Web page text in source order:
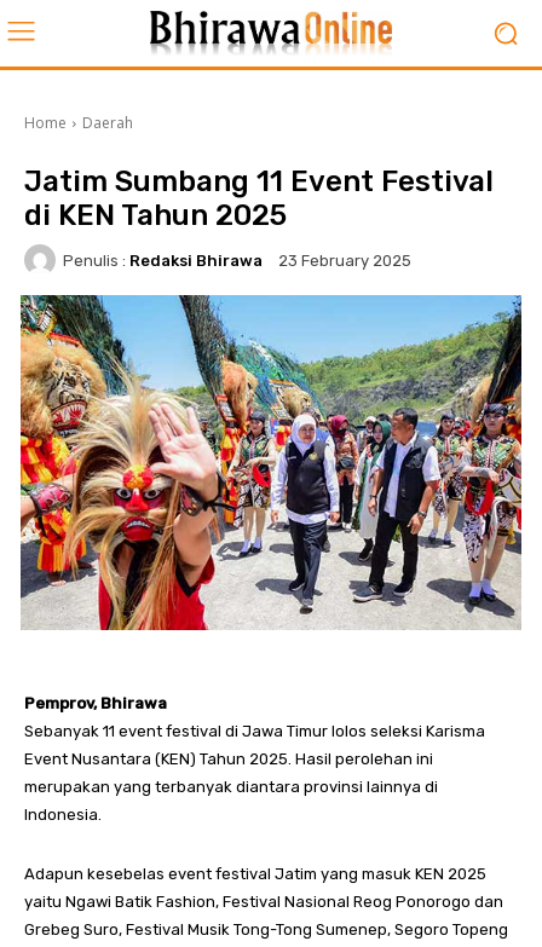
Home Daerah
Jatim Sumbang 11 Event Festival
di KEN Tahun 2025
Penulis : Redaksi Bhirawa 23 February 2025
Pemprov, Bhirawa
Sebanyak 11 event festival di Jawa Timur lolos seleksi Karisma
Event Nusantara (KEN) Tahun 2025. Hasil perolehan ini
merupakan yang terbanyak diantara provinsi lainnya di
Indonesia.
Adapun kesebelas event festival Jatim yang masuk KEN 2025
yaitu Ngawi Batik Fashion, Festival Nasional Reog Ponorogo dan
Grebeg Suro, Festival Musik Tong-Tong Sumenep, Segoro Topeng